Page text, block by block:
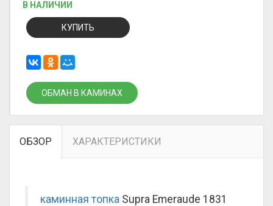
В НАЛИЧИИ
КУПИТЬ
ОБМАН В КАМИНАХ
ОБЗОР ХАРАКТЕРИСТИКИ
каминная топка Supra Emeraude 1831